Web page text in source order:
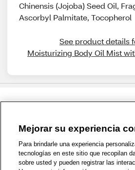
Chinensis (Jojoba) Seed Oil,
Ascorbyl Palmitate, Tocopherol
See product details
Moisturizing Body Oil Mist
1-800-679-9691 | Contáctenos |
Política de Privacidad | WA Privacy
Zona de Bienestar | © 1999 -
Mejorar su experiencia
Para brindarle una experiencia
tecnologías en este sitio que recopilan
sobre usted y pueden registrar las